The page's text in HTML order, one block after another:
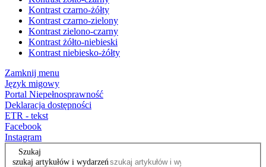
Kontrast czarno-żółty
Kontrast czarno-zielony
Kontrast zielono-czarny
Kontrast żółto-niebieski
Kontrast niebiesko-żółty
Zamknij menu
Język migowy
Portal Niepełnosprawność
Deklaracja dostępności
ETR - tekst
Facebook
Instagram
Szukaj
szukaj artykułów i wydarzeń